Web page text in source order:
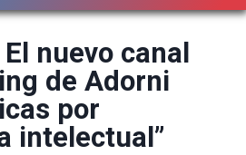
El nuevo canal
de Adorni
por
intelectual”